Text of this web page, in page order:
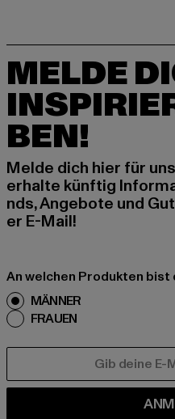
MELDE
BEN!
Melde dich hier für
erhalte künftig
nds, Angebote und
er E-Mail!
An welchen Produkten
MÄNNER
FRAUEN